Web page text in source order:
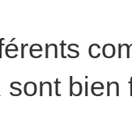
sont bien